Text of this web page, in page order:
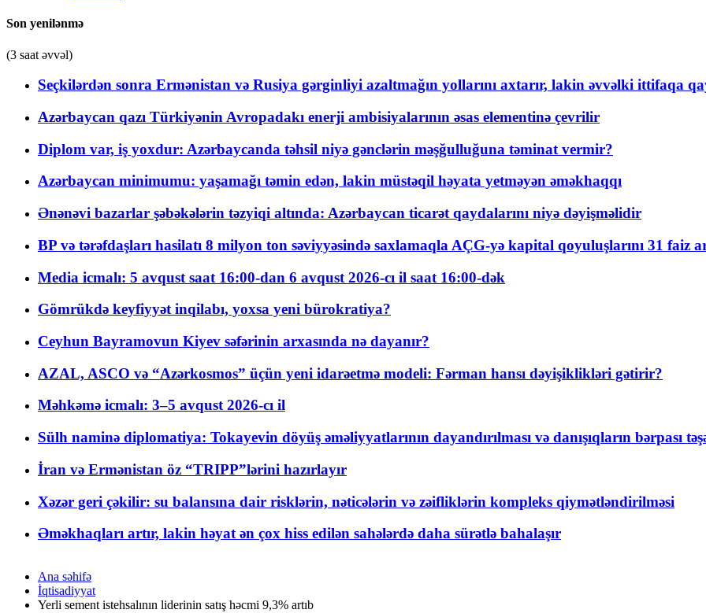
Son yenilənmə
(3 saat əvvəl)
Seçkilərdən sonra Ermənistan və Rusiya gərginliyi azaltmağın yollarını axtarır, lakin əvvəlki ittifaqa
Azərbaycan qazı Türkiyənin Avropadakı enerji ambisiyalarının əsas elementinə çevrilir
Diplom var, iş yoxdur: Azərbaycanda təhsil niyə gənclərin məşğulluğuna təminat vermir?
Azərbaycan minimumu: yaşamağı təmin edən, lakin müstəqil həyata yetməyən əməkhaqqı
Ənənəvi bazarlar şəbəkələrin təzyiqi altında: Azərbaycan ticarət qaydalarını niyə dəyişməlidir
BP və tərəfdaşları hasilatı 8 milyon ton səviyyəsində saxlamaqla AÇG-yə kapital qoyuluşlarını 31 faiz
Media icmalı: 5 avqust saat 16:00-dan 6 avqust 2026-cı il saat 16:00-dək
Gömrükdə keyfiyyət inqilabı, yoxsa yeni bürokratiya?
Ceyhun Bayramovun Kiyev səfərinin arxasında nə dayanır?
AZAL, ASCO və “Azərkosmos” üçün yeni idarəetmə modeli: Fərman hansı dəyişiklikləri gətirir?
Məhkəmə icmalı: 3–5 avqust 2026-cı il
Sülh naminə diplomatiya: Tokayevin döyüş əməliyyatlarının dayandırılması və danışıqların bərpası
İran və Ermənistan öz “TRIPP”lərini hazırlayır
Xəzər geri çəkilir: su balansına dair risklərin, nəticələrin və zəifliklərin kompleks qiymətləndirilməsi
Əməkhaqları artır, lakin həyat ən çox hiss edilən sahələrdə daha sürətlə bahalaşır
Ana səhifə
İqtisadiyyat
Yerli sement istehsalının liderinin satış həcmi 9,3% artıb